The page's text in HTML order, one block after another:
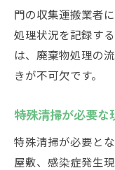
廃棄物処
い
意点
資格や許可
門の収集運搬業者
処理状況を記録す
は、廃棄物処理の
きが不可欠です。
特殊清掃が必要な
特殊清掃が必要と
屋敷、感染症発生